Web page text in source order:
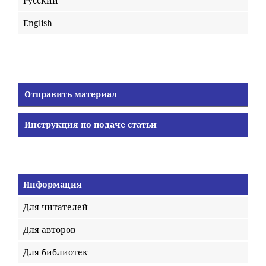
English
Отправить материал
Инструкция по подаче статьи
Информация
Для читателей
Для авторов
Для библиотек